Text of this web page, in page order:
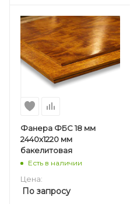
Фанера ФБС 18 мм
2440х1220 мм
бакелитовая
Есть в наличии
Цена:
По запросу